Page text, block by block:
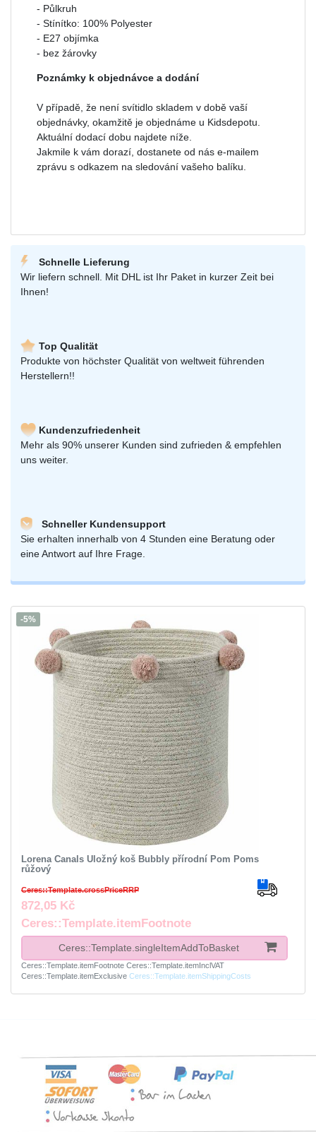
- Půlkruh
- Stínítko: 100% Polyester
- E27 objímka
- bez žárovky
Poznámky k objednávce a dodání
V případě, že není svítidlo skladem v době vaší
objednávky, okamžitě je objednáme u Kidsdepotu.
Aktuální dodací dobu najdete níže.
Jakmile k vám dorazí, dostanete od nás e-mailem
zprávu s odkazem na sledování vašeho balíku.
Schnelle Lieferung
Wir liefern schnell. Mit DHL ist Ihr Paket in kurzer Zeit bei
Ihnen!
Top Qualität
Produkte von höchster Qualität von weltweit führenden
Herstellern!!
Kundenzufriedenheit
Mehr als 90% unserer Kunden sind zufrieden & empfehlen
uns weiter.
Schneller Kundensupport
Sie erhalten innerhalb von 4 Stunden eine Beratung oder
eine Antwort auf Ihre Frage.
-5%
Lorena Canals Úložný koš Bubbly přírodní Pom Poms
růžový
Ceres::Template.crossPriceRRP
872,05 Kč
Ceres::Template.itemFootnote
Ceres::Template.singleItemAddToBasket
Ceres::Template.itemFootnote Ceres::Template.itemInclVAT
Ceres::Template.itemExclusive Ceres::Template.itemShippingCosts